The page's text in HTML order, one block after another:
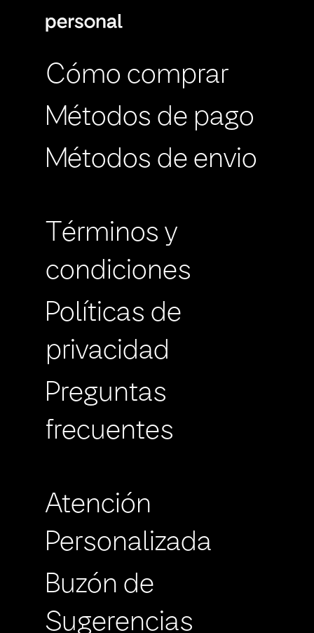
Cómo comprar
Métodos de pago
Métodos de envio
Términos y
condiciones
Políticas de
privacidad
Preguntas
frecuentes
Atención
Personalizada
Buzón de
Sugerencias